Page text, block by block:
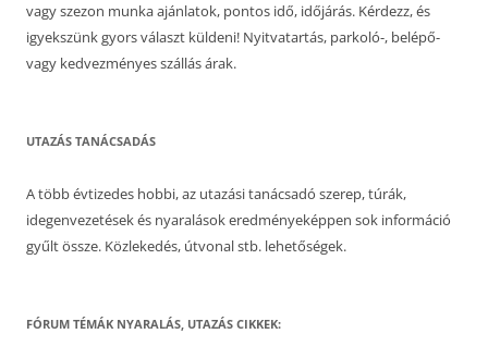
vagy szezon munka ajánlatok, pontos idő, időjárás. Kérdezz, és
igyekszünk gyors választ küldeni! Nyitvatartás, parkoló-, belépő-
vagy kedvezményes szállás árak.
UTAZÁS TANÁCSADÁS
A több évtizedes hobbi, az utazási tanácsadó szerep, túrák,
idegenvezetések és nyaralások eredményeképpen sok információ
gyűlt össze. Közlekedés, útvonal stb. lehetőségek.
FÓRUM TÉMÁK NYARALÁS, UTAZÁS CIKKEK: